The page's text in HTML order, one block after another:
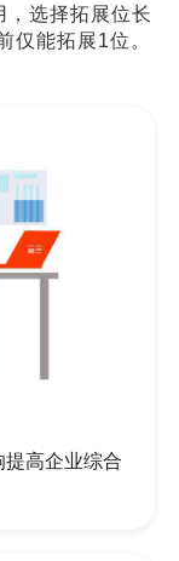
选择拓展位长
仅能拓展1位。
高企业综合